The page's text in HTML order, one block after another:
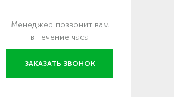
Менеджер позвонит вам
в течение часа
ЗАКАЗАТЬ ЗВОНОК